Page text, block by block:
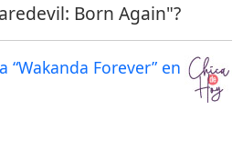
Born Again"?